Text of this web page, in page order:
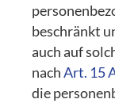
beschränkt
auch auf
nachArt. 15
die